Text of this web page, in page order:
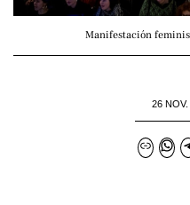
Manifestación
26